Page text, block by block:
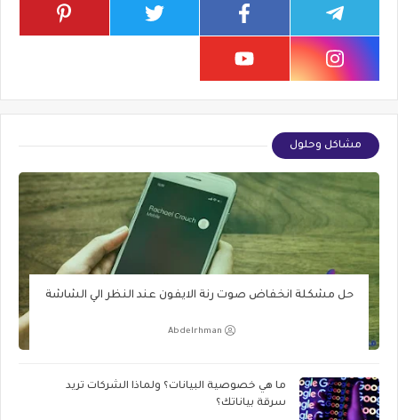
مشاكل وحلول
حل مشكلة انخفاض صوت رنة الايفون عند النظر الي الشاشة
Abdelrhman
ما هي خصوصية البيانات؟ ولماذا الشركات تريد
سرقة بياناتك؟